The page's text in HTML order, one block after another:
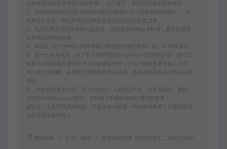
的条件是必须接受本站“免责申明”，如不遵守，请勿访问或使用本网站！
7、本站使用者因为违反本声明的规定而触犯中华人民共和国法律的，一切
后果自己负责，本站不承担任何责任本站已经进行告知义务。
8、凡以任何方式登陆本网站或直接、间接使用本网站资料者，视为自愿接
受本网站声明的约束。
9、本站以《2013中华人民共和国计算机软件保护条例》第二章"软件菩作
权” 第十七条为原则：为了学习和研究软件内含的设计思想和原理，通过安
装显示传输或者存储软件等方式使用软件的，可以不经软件著作权人许可，
不向其支付报酬。若有学员需要商用本站资源，请务必联系版权方购买正版
10、本站如无意中侵犯了某个企业或个人的知识产权，请联系站长，邮箱：
185529643@qq.com告知，本站将立即删除并致以最深的歉意！
请注意：无所谓完美的内容，不包含BUG修复一类的修改服务！若要求较高
追求完美请勿赞助！
爱游网单 手游一键端 爱游网单亲测【长安幻想】二次元回合制